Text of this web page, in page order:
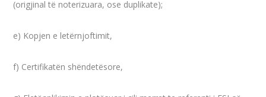
(origjinal të noterizuara, ose duplikate);
e) Kopjen e letërnjoftimit,
f) Certifikatën shëndetësore,